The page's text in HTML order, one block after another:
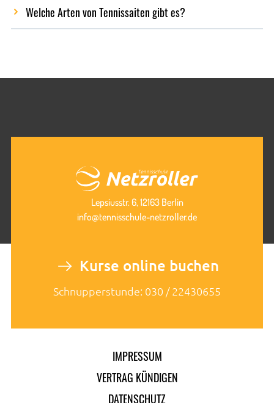
Welche Arten von Tennissaiten gibt es?
Lepsiusstr. 6, 12163 Berlin
info@tennisschule-netzroller.de
Kurse online buchen
Schnupperstunde: 030 / 22430655
IMPRESSUM
VERTRAG KÜNDIGEN
DATENSCHUTZ